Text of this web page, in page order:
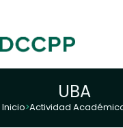
UBA
Inicio>Actividad